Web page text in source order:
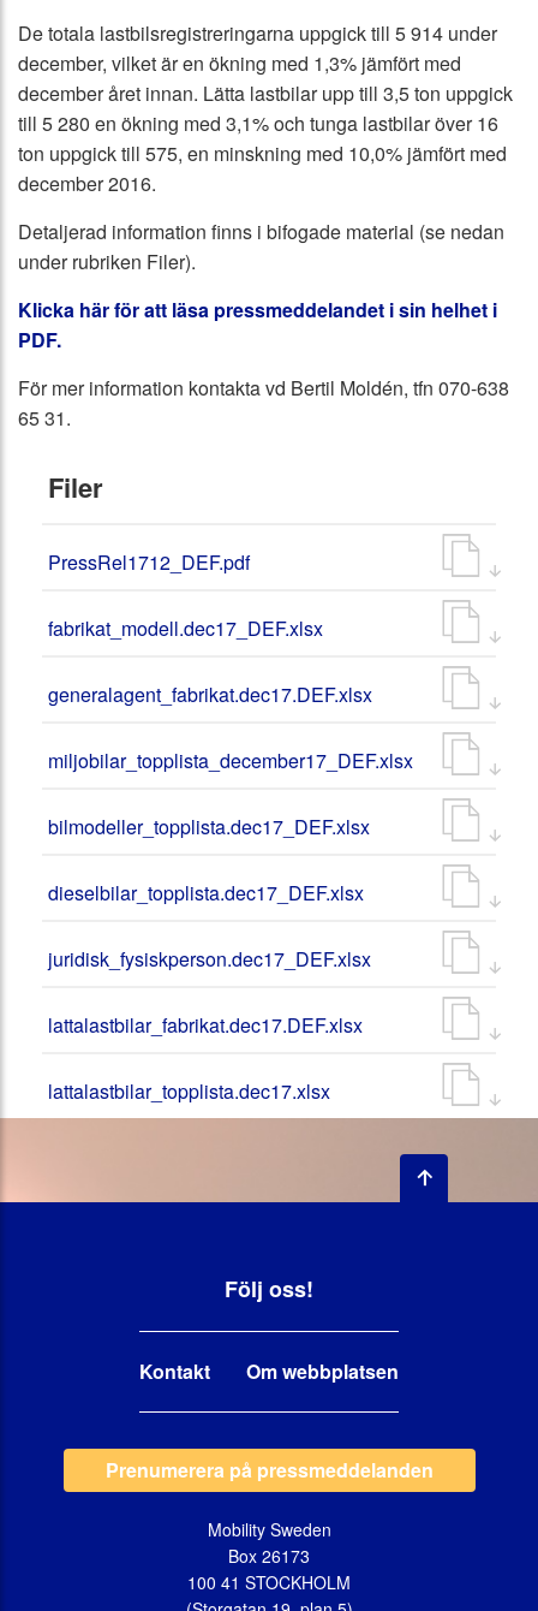
De totala lastbilsregistreringarna uppgick till 5 914 under
december, vilket är en ökning med 1,3% jämfört med
december året innan. Lätta lastbilar upp till 3,5 ton uppgick
till 5 280 en ökning med 3,1% och tunga lastbilar över 16
ton uppgick till 575, en minskning med 10,0% jämfört med
december 2016.
Detaljerad information finns i bifogade material (se nedan
under rubriken Filer).
Klicka här för att läsa pressmeddelandet i sin helhet i
PDF.
För mer information kontakta vd Bertil Moldén, tfn 070-638
65 31.
Filer
PressRel1712_DEF.pdf
fabrikat_modell.dec17_DEF.xlsx
generalagent_fabrikat.dec17.DEF.xlsx
miljobilar_topplista_december17_DEF.xlsx
bilmodeller_topplista.dec17_DEF.xlsx
dieselbilar_topplista.dec17_DEF.xlsx
juridisk_fysiskperson.dec17_DEF.xlsx
lattalastbilar_fabrikat.dec17.DEF.xlsx
lattalastbilar_topplista.dec17.xlsx
Följ oss!
Kontakt Om webbplatsen
Prenumerera på pressmeddelanden
Mobility Sweden
Box 26173
100 41 STOCKHOLM